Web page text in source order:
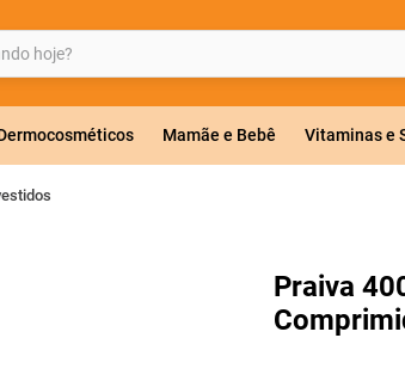
hoje?
Mamãe e Bebê Vitaminas e
Praiva